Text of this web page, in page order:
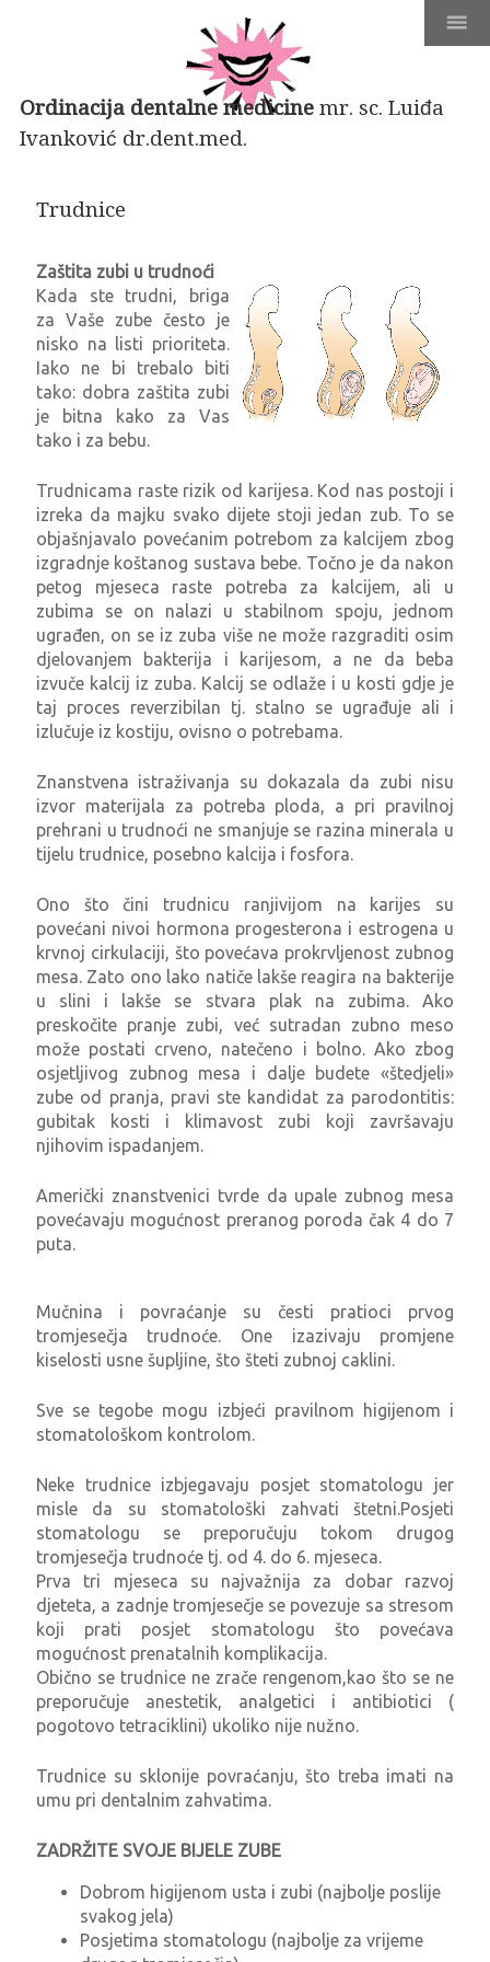
Ordinacija dentalne medicinemr. sc. Luiđa
Ivanković dr.dent.med.
Trudnice
Zaštita zubi u trudnoći
Kada ste trudni, briga
za Vaše zube često je
nisko na listi prioriteta.
Iako ne bi trebalo biti
tako: dobra zaštita zubi
je bitna kako za Vas
tako i za bebu.
Trudnicama raste rizik od karijesa. Kod nas postoji i
izreka da majku svako dijete stoji jedan zub. To se
objašnjavalo povećanim potrebom za kalcijem zbog
izgradnje koštanog sustava bebe. Točno je da nakon
petog mjeseca raste potreba za kalcijem, ali u
zubima se on nalazi u stabilnom spoju, jednom
ugrađen, on se iz zuba više ne može razgraditi osim
djelovanjem bakterija i karijesom, a ne da beba
izvuče kalcij iz zuba. Kalcij se odlaže i u kosti gdje je
taj proces reverzibilan tj. stalno se ugrađuje ali i
izlučuje iz kostiju, ovisno o potrebama.
Znanstvena istraživanja su dokazala da zubi nisu
izvor materijala za potreba ploda, a pri pravilnoj
prehrani u trudnoći ne smanjuje se razina minerala u
tijelu trudnice, posebno kalcija i fosfora.
Ono što čini trudnicu ranjivijom na karijes su
povećani nivoi hormona progesterona i estrogena u
krvnoj cirkulaciji, što povećava prokrvljenost zubnog
mesa. Zato ono lako natiče lakše reagira na bakterije
u slini i lakše se stvara plak na zubima. Ako
preskočite pranje zubi, već sutradan zubno meso
može postati crveno, natečeno i bolno. Ako zbog
osjetljivog zubnog mesa i dalje budete «štedjeli»
zube od pranja, pravi ste kandidat za parodontitis:
gubitak kosti i klimavost zubi koji završavaju
njihovim ispadanjem.
Američki znanstvenici tvrde da upale zubnog mesa
povećavaju mogućnost preranog poroda čak 4 do 7
puta.
Mučnina i povraćanje su česti pratioci prvog
tromjesečja trudnoće. One izazivaju promjene
kiselosti usne šupljine, što šteti zubnoj caklini.
Sve se tegobe mogu izbjeći pravilnom higijenom i
stomatološkom kontrolom.
Neke trudnice izbjegavaju posjet stomatologu jer
misle da su stomatološki zahvati štetni.Posjeti
stomatologu se preporučuju tokom drugog
tromjesečja trudnoće tj. od 4. do 6. mjeseca.
Prva tri mjeseca su najvažnija za dobar razvoj
djeteta, a zadnje tromjesečje se povezuje sa stresom
koji prati posjet stomatologu što povećava
mogućnost prenatalnih komplikacija.
Obično se trudnice ne zrače rengenom,kao što se ne
preporučuje anestetik, analgetici i antibiotici (
pogotovo tetraciklini) ukoliko nije nužno.
Trudnice su sklonije povraćanju, što treba imati na
umu pri dentalnim zahvatima.
ZADRŽITE SVOJE BIJELE ZUBE
Dobrom higijenom usta i zubi (najbolje poslije
svakog jela)
Posjetima stomatologu (najbolje za vrijeme